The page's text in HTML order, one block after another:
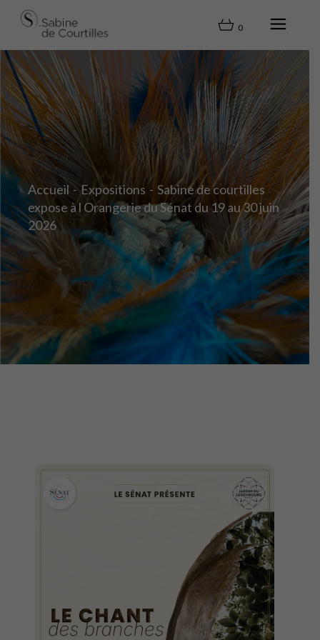
0
Accueil Expositions
Sabine de courtilles
expose à l Orangerie du Sénat du 19 au 30 juin
2026